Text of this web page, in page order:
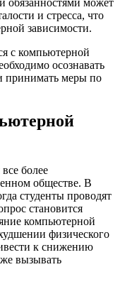
и стресса, что
зависимости.
с компьютерной
осознавать
принимать меры по
более
обществе. В
студенты проводят
становится
компьютерной
физического
к снижению
вызывать